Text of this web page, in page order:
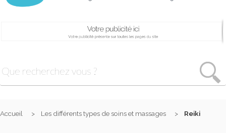
Accueil Les différents types de soins et massages Reiki